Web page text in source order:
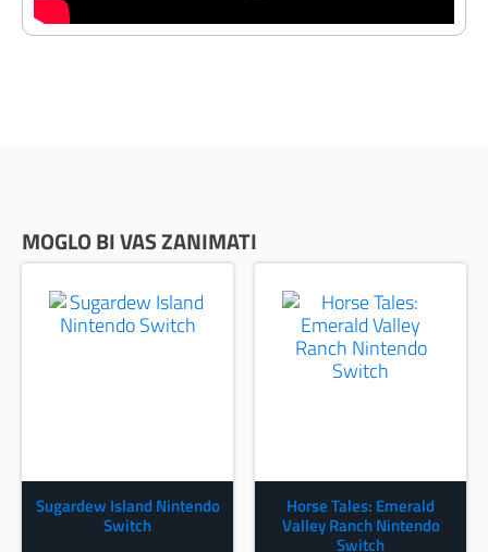
MOGLO BI VAS ZANIMATI
Sugardew Island Nintendo
Switch
Horse Tales: Emerald
Valley Ranch Nintendo
Switch